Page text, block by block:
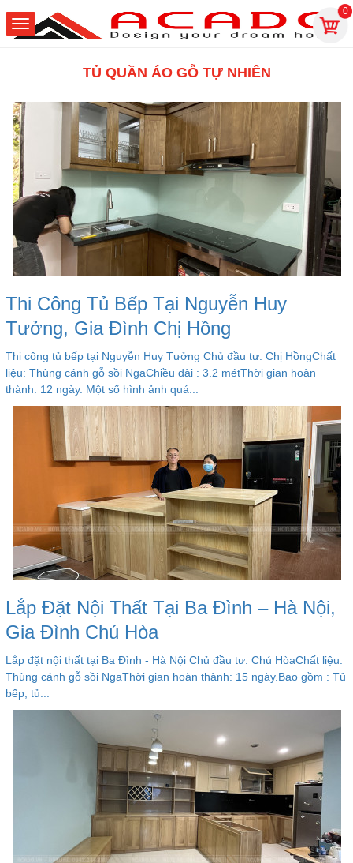
0
TỦ QUẦN ÁO GỖ TỰ NHIÊN
Thi Công Tủ Bếp Tại Nguyễn Huy
Tưởng, Gia Đình Chị Hồng
Thi công tủ bếp tại Nguyễn Huy Tưởng Chủ đầu tư: Chị HồngChất
liệu: Thùng cánh gỗ sồi NgaChiều dài : 3.2 métThời gian hoàn
thành: 12 ngày. Một số hình ảnh quá...
Lắp Đặt Nội Thất Tại Ba Đình – Hà Nội,
Gia Đình Chú Hòa
Lắp đặt nội thất tại Ba Đình - Hà Nội Chủ đầu tư: Chú HòaChất liệu:
Thùng cánh gỗ sồi NgaThời gian hoàn thành: 15 ngày.Bao gồm : Tủ
bếp, tủ...